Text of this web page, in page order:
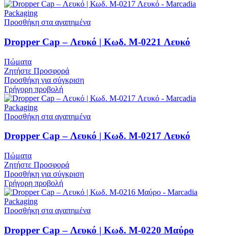
Προσθήκη στα αγαπημένα
Dropper Cap – Λευκό | Κωδ. M-0221 Λευκό
Πώματα
Ζητήστε Προσφορά
Προσθήκη για σύγκριση
Γρήγορη προβολή
Προσθήκη στα αγαπημένα
Dropper Cap – Λευκό | Κωδ. M-0217 Λευκό
Πώματα
Ζητήστε Προσφορά
Προσθήκη για σύγκριση
Γρήγορη προβολή
Προσθήκη στα αγαπημένα
Dropper Cap – Λευκό | Κωδ. M-0220 Μαύρο